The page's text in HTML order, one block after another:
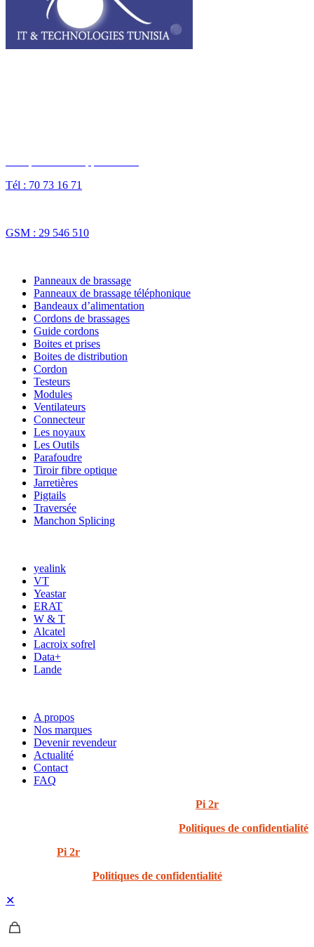
Tél : 70 73 16 71
GSM : 29 546 510
Panneaux de brassage
Panneaux de brassage téléphonique
Bandeaux d’alimentation
Cordons de brassages
Guide cordons
Boites et prises
Boites de distribution
Cordon
Testeurs
Modules
Ventilateurs
Connecteur
Les noyaux
Les Outils
Parafoudre
Tiroir fibre optique
Jarretières
Pigtails
Traversée
Manchon Splicing
yealink
VT
Yeastar
ERAT
W & T
Alcatel
Lacroix sofrel
Data+
Lande
A propos
Nos marques
Devenir revendeur
Actualité
Contact
FAQ
Pi 2r
Politiques de confidentialité
Pi 2r
Politiques de confidentialité
✕